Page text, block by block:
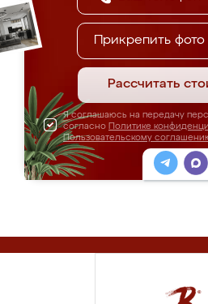
Прикрепить фото
Рассчитать
Я соглашаюсь на передачу
согласно Политике
Пользовательскому